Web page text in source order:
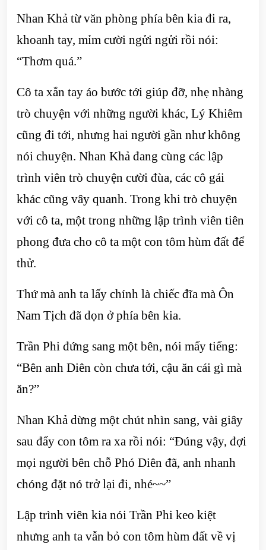
Nhan Khả từ văn phòng phía bên kia đi ra,
khoanh tay, mỉm cười ngửi ngửi rồi nói:
“Thơm quá.”
Cô ta xắn tay áo bước tới giúp đỡ, nhẹ nhàng
trò chuyện với những người khác, Lý Khiêm
cũng đi tới, nhưng hai người gần như không
nói chuyện. Nhan Khả đang cùng các lập
trình viên trò chuyện cười đùa, các cô gái
khác cũng vây quanh. Trong khi trò chuyện
với cô ta, một trong những lập trình viên tiên
phong đưa cho cô ta một con tôm hùm đất để
thử.
Thứ mà anh ta lấy chính là chiếc đĩa mà Ôn
Nam Tịch đã dọn ở phía bên kia.
Trần Phi đứng sang một bên, nói mấy tiếng:
“Bên anh Diên còn chưa tới, cậu ăn cái gì mà
ăn?”
Nhan Khả dừng một chút nhìn sang, vài giây
sau đẩy con tôm ra xa rồi nói: “Đúng vậy, đợi
mọi người bên chỗ Phó Diên đã, anh nhanh
chóng đặt nó trở lại đi, nhé~~”
Lập trình viên kia nói Trần Phi keo kiệt
nhưng anh ta vẫn bỏ con tôm hùm đất về vị